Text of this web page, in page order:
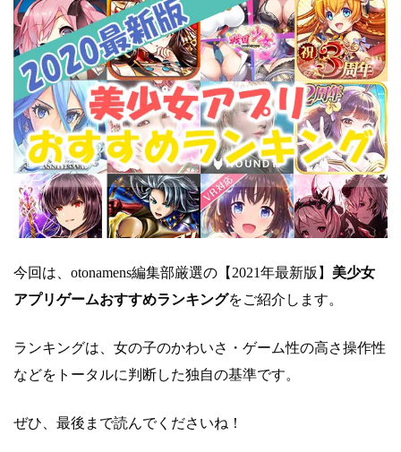
今回は、otonamens編集部厳選の【2021年最新版】 美少女
アプリゲームおすすめランキングをご紹介します。
ランキングは、女の子のかわいさ・ゲーム性の高さ操作性
などをトータルに判断した独自の基準です。
ぜひ、最後まで読んでくださいね！